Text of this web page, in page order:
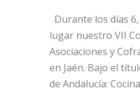
Durante los días
lugar nuestro VII
Asociaciones y
en Jaén. Bajo el
de Andalucía: